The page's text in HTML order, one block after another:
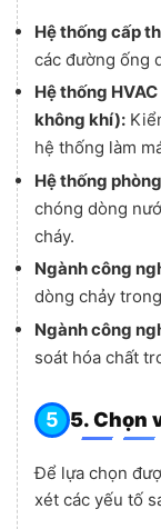
Hệ thống cấp
các đường ống
Hệ thống
không khí):
hệ thống làm
Hệ thống
chóng dòng
cháy.
Ngành công
dòng chảy
Ngành công
soát hóa chất
5. Chọn
Để lựa chọn
xét các yếu tố